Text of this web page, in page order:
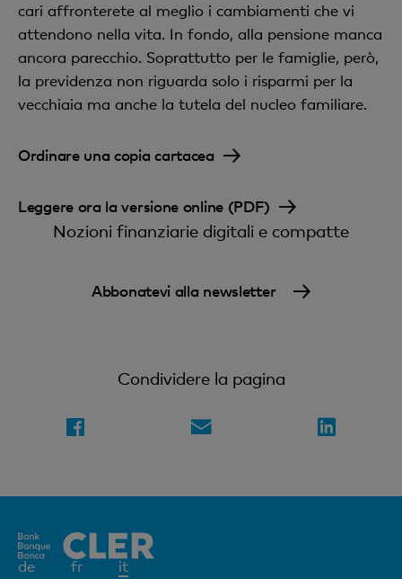
cari affronterete al meglio i cambiamenti che vi
attendono nella vita. In fondo, alla pensione manca
ancora parecchio. Soprattutto per le famiglie, però,
la previdenza non riguarda solo i risparmi per la
vecchiaia ma anche la tutela del nucleo familiare.
Ordinare una copia cartacea
Leggere ora la versione online (PDF)
Nozioni finanziarie digitali e compatte
Abbonatevi alla newsletter
Condividere la pagina
de fr itElemento